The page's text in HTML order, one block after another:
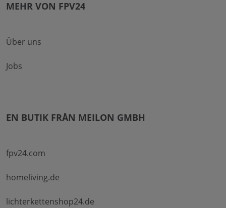
MEHR VON FPV24
Über uns
Jobs
EN BUTIK FRÅN MEILON GMBH
fpv24.com
homeliving.de
lichterkettenshop24.de